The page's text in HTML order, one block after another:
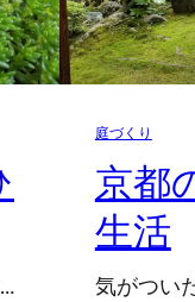
庭づくり
京都
生活
気がつい